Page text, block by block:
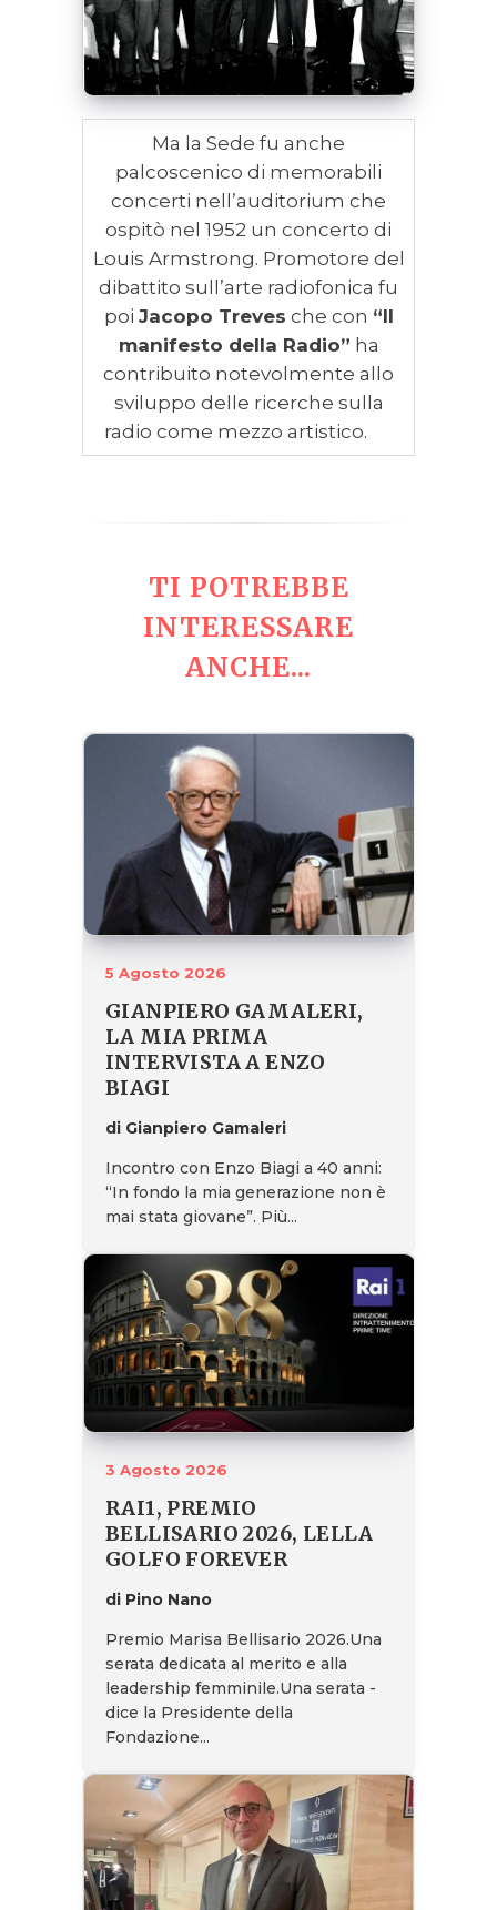
Ma la Sede fu anche
palcoscenico di memorabili
concerti nell’auditorium che
ospitò nel 1952 un concerto di
Louis Armstrong. Promotore del
dibattito sull’arte radiofonica fu
poi Jacopo Treves che con “Il
manifesto della Radio” ha
contribuito notevolmente allo
sviluppo delle ricerche sulla
radio come mezzo artistico.
TI POTREBBE
INTERESSARE
ANCHE...
5 Agosto 2026
GIANPIERO GAMALERI,
LA MIA PRIMA
INTERVISTA A ENZO
BIAGI
di Gianpiero Gamaleri
Incontro con Enzo Biagi a 40 anni:
“In fondo la mia generazione non è
mai stata giovane”. Più...
3 Agosto 2026
RAI1, PREMIO
BELLISARIO 2026, LELLA
GOLFO FOREVER
di Pino Nano
Premio Marisa Bellisario 2026.Una
serata dedicata al merito e alla
leadership femminile.Una serata -
dice la Presidente della
Fondazione...